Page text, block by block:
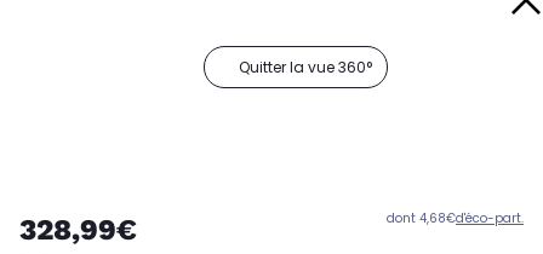
Quitter la vue 360°
328,99€ dont 4,68€d'éco-part.